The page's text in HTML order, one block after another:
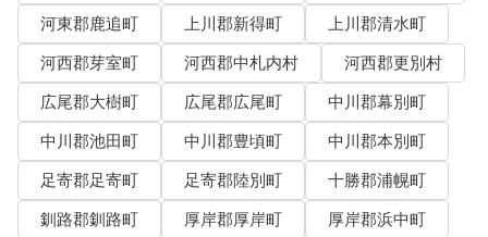
河東郡鹿追町
上川郡新得町
上川郡清水町
河西郡芽室町
河西郡中札内村
河西郡更別村
広尾郡大樹町
広尾郡広尾町
中川郡幕別町
中川郡池田町
中川郡豊頃町
中川郡本別町
足寄郡足寄町
足寄郡陸別町
十勝郡浦幌町
釧路郡釧路町
厚岸郡厚岸町
厚岸郡浜中町